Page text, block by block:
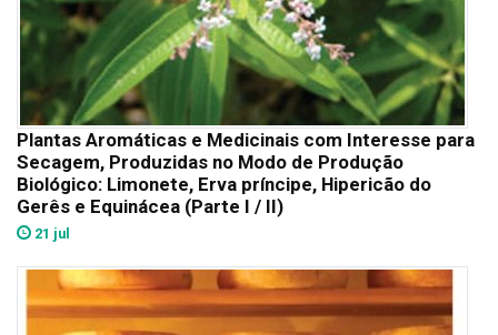
Plantas Aromáticas e Medicinais com Interesse para
Secagem, Produzidas no Modo de Produção
Biológico: Limonete, Erva príncipe, Hipericão do
Gerês e Equinácea (Parte I / II)
21 jul